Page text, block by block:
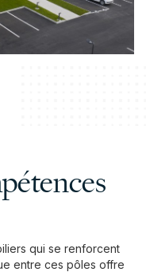
qui se renforcent
entre ces pôles offre